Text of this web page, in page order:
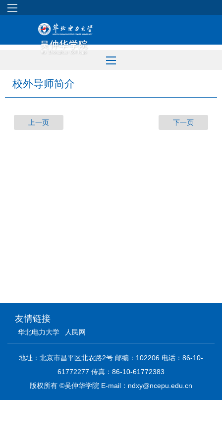
校外导师简介
上一页 下一页
友情链接
华北电力大学 人民网
地址：北京市昌平区北农路2号 邮编：102206 电话：86-10-
61772277 传真：86-10-61772383
版权所有 ©吴仲华学院 E-mail：ndxy@ncepu.edu.cn